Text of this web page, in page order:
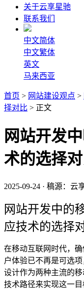
关于云享星驰
联系我们
中文简体
中文繁体
英文
马来西亚
首页 > 网站建设观点 >
择对比 > 正文
网站开发
术的选择
2025-09-24 · 稿源：云
网站开发中的
应技术的选择
在移动互联网时代，
户体验已不再是可选
设计作为两种主流的
技术路径来实现这一目